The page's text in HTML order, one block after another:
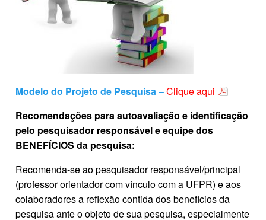
Modelo do Projeto de Pesquisa–Clique aqui
Recomendações para autoavaliação e identificação
pelo pesquisador responsável e equipe dos
BENEFÍCIOS da pesquisa:
Recomenda-se ao pesquisador responsável/principal
(professor orientador com vínculo com a UFPR) e aos
colaboradores a reflexão contida dos benefícios da
pesquisa ante o objeto de sua pesquisa, especialmente